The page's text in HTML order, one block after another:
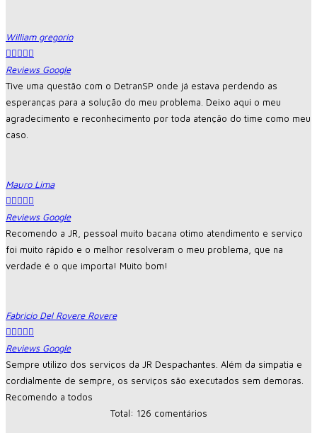
William gregorio

Reviews Google
Tive uma questão com o DetranSP onde já estava perdendo as
esperanças para a solução do meu problema. Deixo aqui o meu
agradecimento e reconhecimento por toda atenção do time como meu
caso.
Mauro Lima

Reviews Google
Recomendo a JR, pessoal muito bacana otimo atendimento e serviço
foi muito rápido e o melhor resolveram o meu problema, que na
verdade é o que importa! Muito bom!
Fabricio Del Rovere Rovere

Reviews Google
Sempre utilizo dos serviços da JR Despachantes. Além da simpatia e
cordialmente de sempre, os serviços são executados sem demoras.
Recomendo a todos
Total: 126 comentários